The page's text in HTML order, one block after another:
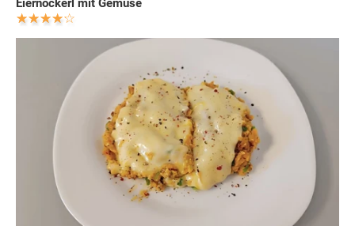
Eiernockerl mit Gemüse